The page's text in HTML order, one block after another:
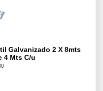
Galvanizado 2 X 8mts
4 Mts C/u